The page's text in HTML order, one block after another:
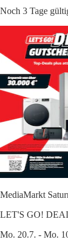
Noch 3 Tage
MediaMarkt
LET'S GO!
Mo. 20.7. - Mo.